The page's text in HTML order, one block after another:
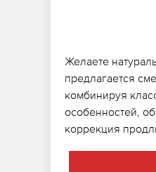
Желаете
предлагается
комбинируя
особенностей,
коррекция